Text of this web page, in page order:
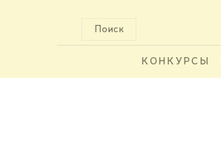
Поиск
КОНКУРСЫ